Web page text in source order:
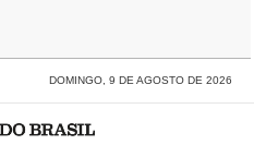
DOMINGO, 9 DE AGOSTO DE 2026